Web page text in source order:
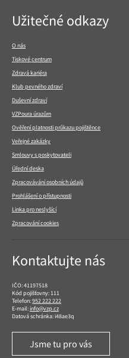
Navigace
v
Užitečné odkazy
O nás
Tiskové centrum
Zdravá kariéra
Klub pevného zdraví
Duševní zdraví
VZPoura úrazům
Ověření platnosti průkazu pojištěnce
Veřejné zakázky
Smlouvy s poskytovateli
Úřední deska
Zpracovávání osobních údajů
Prohlášení o přístupnosti
Linka pro neslyšící
Zpracování cookies
Kontaktujte nás
IČO: 41197518
Kód pojišťovny: 111
Telefon:952 222 222
E-mail:info@vzp.cz
Datová schránka: i48ae3q
Jsme tu pro vás